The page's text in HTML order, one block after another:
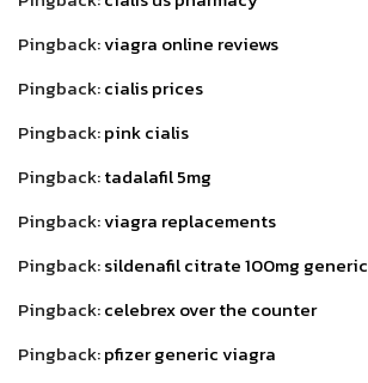
Pingback:viagra online reviews
Pingback:cialis prices
Pingback:pink cialis
Pingback:tadalafil 5mg
Pingback:viagra replacements
Pingback:sildenafil citrate 100mg generic
Pingback:celebrex over the counter
Pingback:pfizer generic viagra